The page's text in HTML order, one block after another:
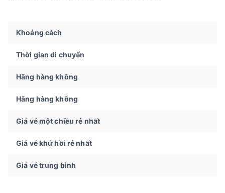
Khoảng cách
Thời gian di chuyển
Hãng hàng không
Hãng hàng không
Giá vé một chiều rẻ nhất
Giá vé khứ hồi rẻ nhất
Giá vé trung bình